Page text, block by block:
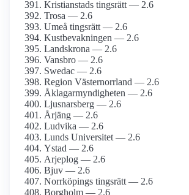
Kristianstads tingsrätt — 2.6
Trosa — 2.6
Umeå tingsrätt — 2.6
Kustbevakningen — 2.6
Landskrona — 2.6
Vansbro — 2.6
Swedac — 2.6
Region Västernorrland — 2.6
Åklagarmyndigheten — 2.6
Ljusnarsberg — 2.6
Årjäng — 2.6
Ludvika — 2.6
Lunds Universitet — 2.6
Ystad — 2.6
Arjeplog — 2.6
Bjuv — 2.6
Norrköpings tingsrätt — 2.6
Borgholm — 2.6